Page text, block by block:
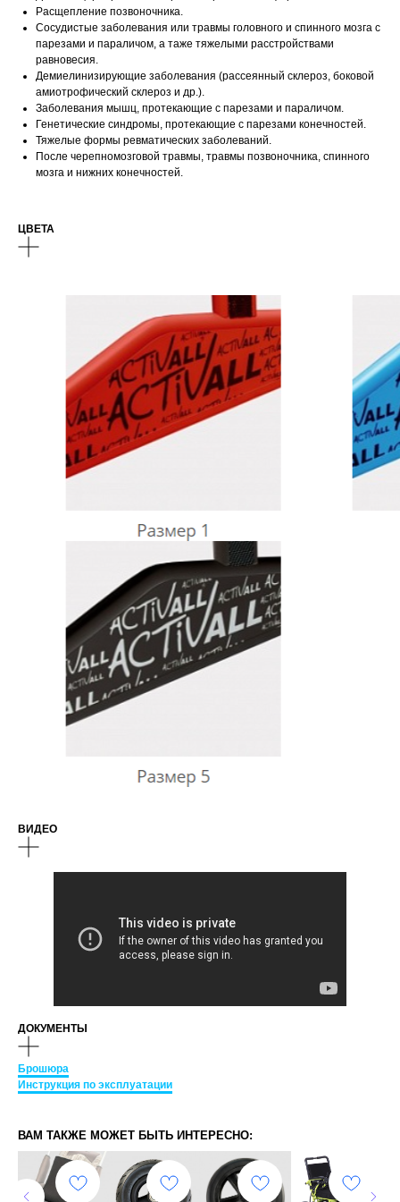
Расщепление позвоночника.
Сосудистые заболевания или травмы головного и спинного мозга с
парезами и параличом, а таже тяжелыми расстройствами
равновесия.
Демиелинизирующие заболевания (рассеянный склероз, боковой
амиотрофический склероз и др.).
Заболевания мышц, протекающие с парезами и параличом.
Генетические синдромы, протекающие с парезами конечностей.
Тяжелые формы ревматических заболеваний.
После черепномозговой травмы, травмы позвоночника, спинного
мозга и нижних конечностей.
ЦВЕТА
ВИДЕО
ДОКУМЕНТЫ
Брошюра
Инструкция по эксплуатации
ВАМ ТАКЖЕ МОЖЕТ БЫТЬ ИНТЕРЕСНО: